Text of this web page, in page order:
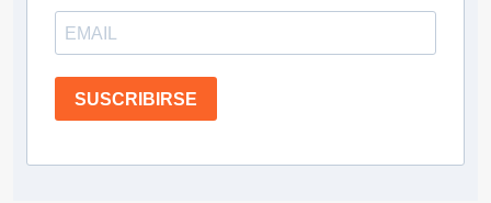
SUSCRIBIRSE